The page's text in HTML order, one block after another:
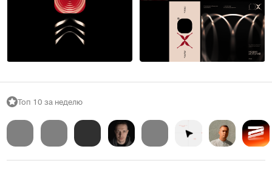
11
Топ 10 за неделю